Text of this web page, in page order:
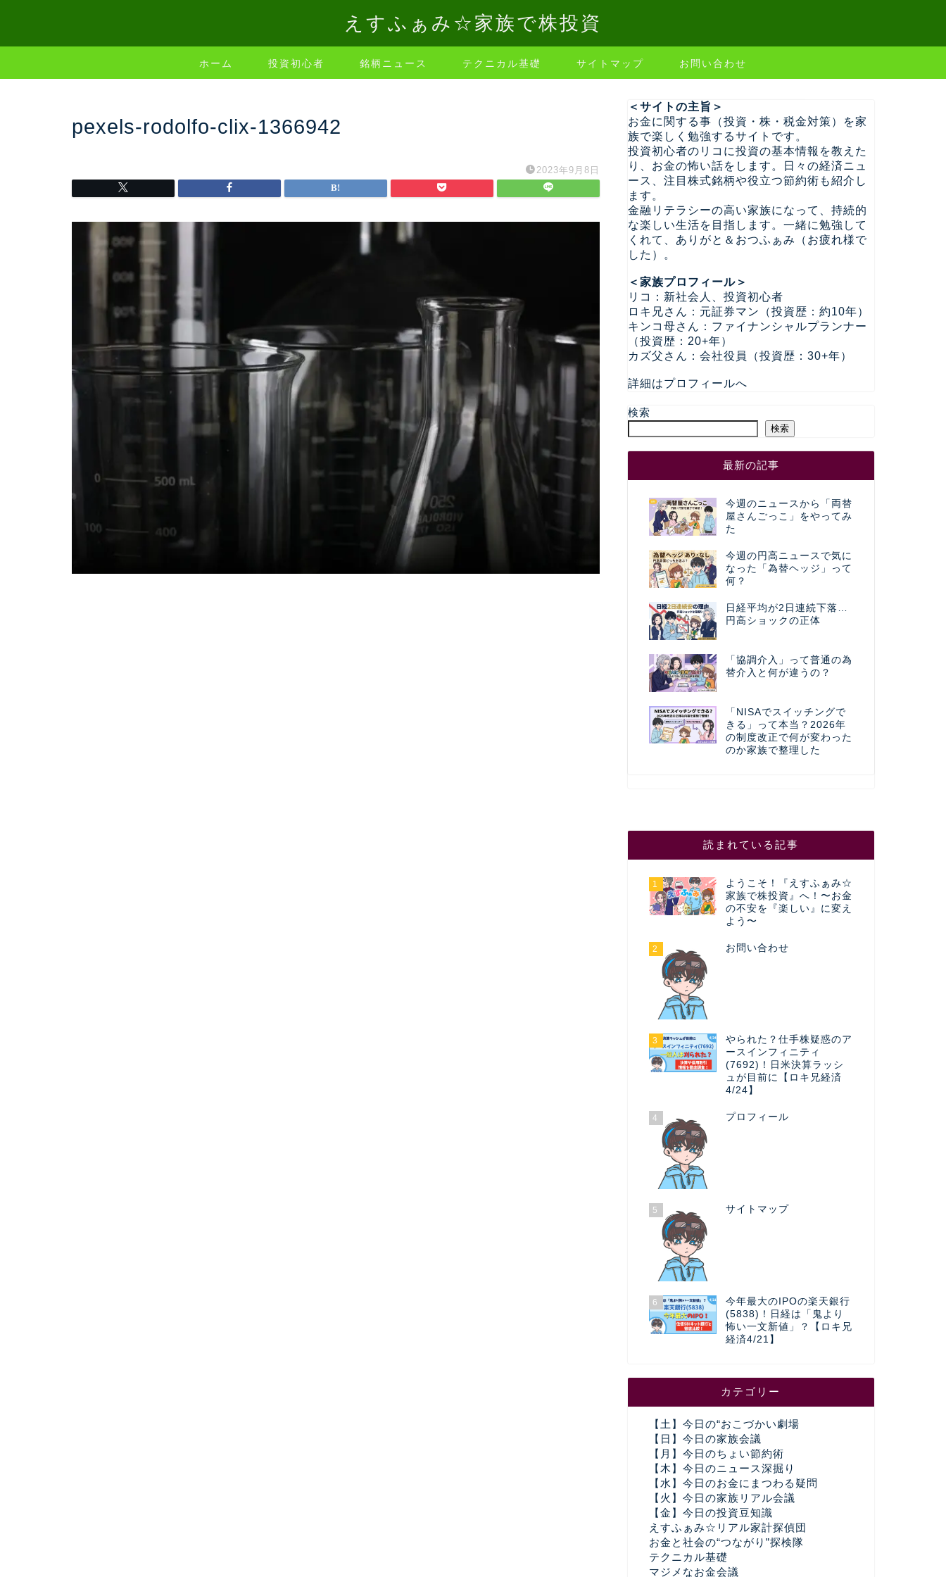
えすふぁみ☆家族で株投資
ホーム 投資初心者 銘柄ニュース テクニカル基礎 サイトマップ お問い合わせ
pexels-rodolfo-clix-1366942
2023年9月8日
＜サイトの主旨＞
お金に関する事（投資・株・税金対策）を家
族で楽しく勉強するサイトです。
投資初心者のリコに投資の基本情報を教えた
り、お金の怖い話をします。日々の経済ニュ
ース、注目株式銘柄や役立つ節約術も紹介し
ます。
金融リテラシーの高い家族になって、持続的
な楽しい生活を目指します。一緒に勉強して
くれて、ありがと＆おつふぁみ（お疲れ様で
した）。
＜家族プロフィール＞
リコ：新社会人、投資初心者
ロキ兄さん：元証券マン（投資歴：約10年）
キンコ母さん：ファイナンシャルプランナー
（投資歴：20+年）
カズ父さん：会社役員（投資歴：30+年）
詳細はプロフィールへ
検索
検索
最新の記事
今週のニュースから「両替
屋さんごっこ」をやってみ
た
今週の円高ニュースで気に
なった「為替ヘッジ」って
何？
日経平均が2日連続下落…
円高ショックの正体
「協調介入」って普通の為
替介入と何が違うの？
「NISAでスイッチングで
きる」って本当？2026年
の制度改正で何が変わった
のか家族で整理した
読まれている記事
1
ようこそ！『えすふぁみ☆
家族で株投資』へ！〜お金
の不安を『楽しい』に変え
よう〜
2 お問い合わせ
3
やられた？仕手株疑惑のア
ースインフィニティ
(7692)！日米決算ラッシ
ュが目前に【ロキ兄経済
4/24】
4 プロフィール
5 サイトマップ
6
今年最大のIPOの楽天銀行
(5838)！日経は「鬼より
怖い一文新値」？【ロキ兄
経済4/21】
カテゴリー
【土】今日の“おこづかい劇場
【日】今日の家族会議
【月】今日のちょい節約術
【木】今日のニュース深掘り
【水】今日のお金にまつわる疑問
【火】今日の家族リアル会議
【金】今日の投資豆知識
えすふぁみ☆リアル家計探偵団
お金と社会の“つながり”探検隊
テクニカル基礎
マジメなお金会議